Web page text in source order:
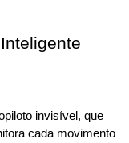
invisível, que
cada movimento